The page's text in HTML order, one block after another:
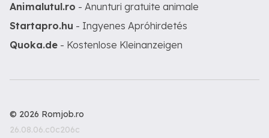
Animalutul.ro - Anunturi gratuite animale
Startapro.hu - Ingyenes Apróhirdetés
Quoka.de - Kostenlose Kleinanzeigen
© 2026 Romjob.ro
26.08.06.c0c206c